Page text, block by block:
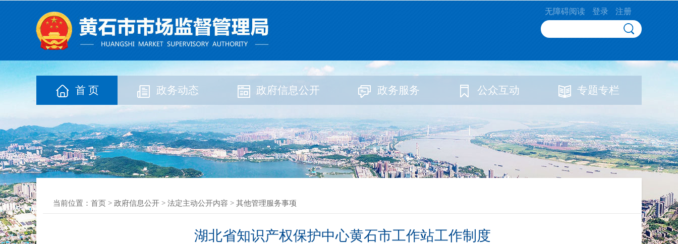
无障碍阅读 登录 注册
首 页 政务动态 政府信息公开 政务服务 公众互动 专题专栏
当前位置： 首页 > 政府信息公开 > 法定主动公开内容 > 其他管理服务事项
湖北省知识产权保护中心黄石市工作站工作制度